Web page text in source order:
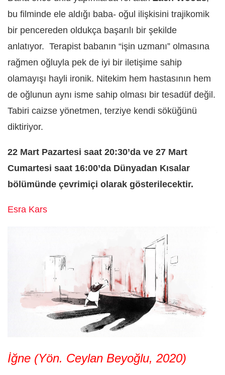
bu filminde ele aldığı baba- oğul ilişkisini trajikomik
bir pencereden oldukça başarılı bir şekilde
anlatıyor. Terapist babanın “işin uzmanı” olmasına
rağmen oğluyla pek de iyi bir iletişime sahip
olamayışı hayli ironik. Nitekim hem hastasının hem
de oğlunun aynı isme sahip olması bir tesadüf değil.
Tabiri caizse yönetmen, terziye kendi söküğünü
diktiriyor.
22 Mart Pazartesi saat 20:30’da ve 27 Mart
Cumartesi saat 16:00’da Dünyadan Kısalar
bölümünde çevrimiçi olarak gösterilecektir.
Esra Kars
İğne (Yön. Ceylan Beyoğlu, 2020)